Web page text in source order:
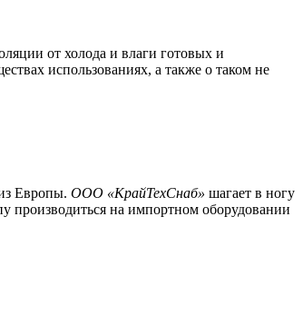
от холода и влаги готовых и
использованиях, а также о таком не
Европы. ООО «КрайТехСнаб» шагает в ногу
производиться на импортном оборудовании